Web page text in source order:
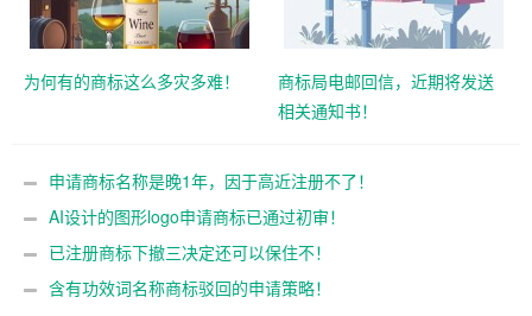
为何有的商标这么多灾多难！
商标局电邮回信，近期将发送
相关通知书！
申请商标名称是晚1年，因于高近注册不了！
AI设计的图形logo申请商标已通过初审！
已注册商标下撤三决定还可以保住不！
含有功效词名称商标驳回的申请策略！